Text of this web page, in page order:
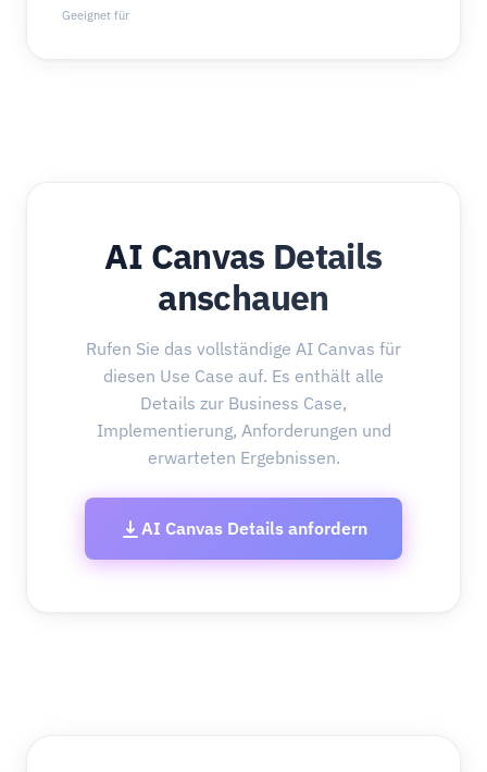
Geeignet für
AI Canvas Details
anschauen
Rufen Sie das vollständige AI Canvas für
diesen Use Case auf. Es enthält alle
Details zur Business Case,
Implementierung, Anforderungen und
erwarteten Ergebnissen.
AI Canvas Details anfordern